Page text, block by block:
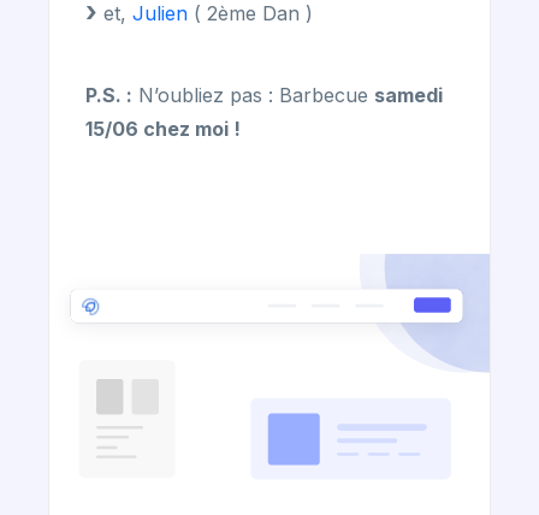
et, Julien ( 2ème Dan )
P.S. : N’oubliez pas : Barbecue samedi
15/06 chez moi !